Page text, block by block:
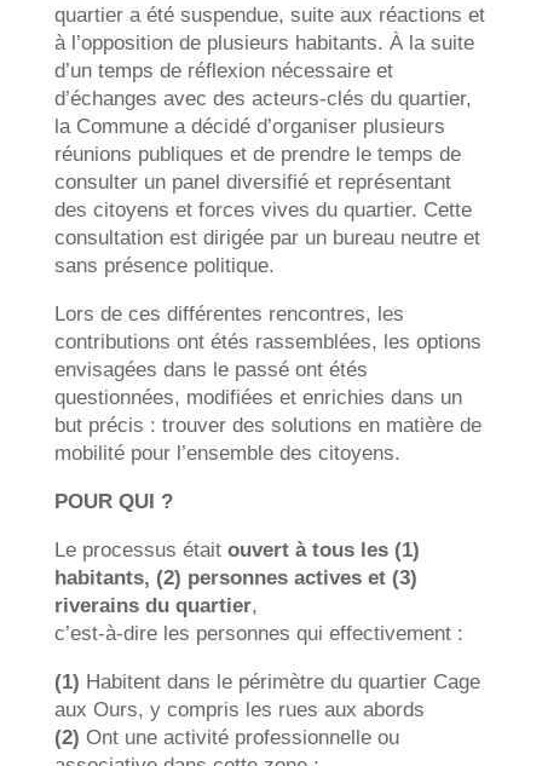
quartier a été suspendue, suite aux réactions et
à l’opposition de plusieurs habitants. À la suite
d’un temps de réflexion nécessaire et
d’échanges avec des acteurs-clés du quartier,
la Commune a décidé d’organiser plusieurs
réunions publiques et de prendre le temps de
consulter un panel diversifié et représentant
des citoyens et forces vives du quartier. Cette
consultation est dirigée par un bureau neutre et
sans présence politique.
Lors de ces différentes rencontres, les
contributions ont étés rassemblées, les options
envisagées dans le passé ont étés
questionnées, modifiées et enrichies dans un
but précis : trouver des solutions en matière de
mobilité pour l’ensemble des citoyens.
POUR QUI ?
Le processus était ouvert à tous les (1)
habitants, (2) personnes actives et (3)
riverains du quartier,
c’est-à-dire les personnes qui effectivement :
(1) Habitent dans le périmètre du quartier Cage
aux Ours, y compris les rues aux abords
(2) Ont une activité professionnelle ou